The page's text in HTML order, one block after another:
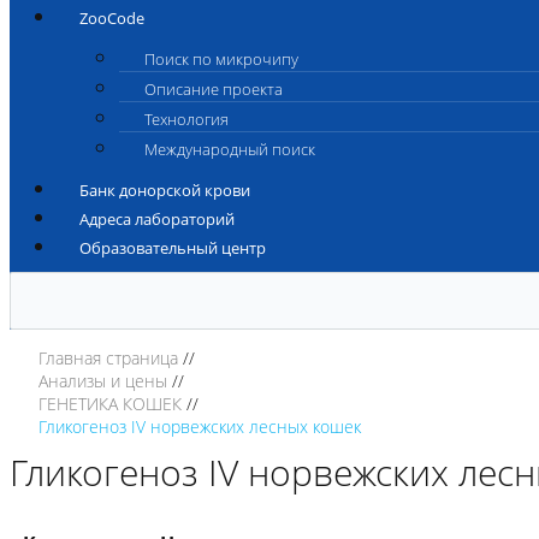
ZooCode
Поиск по микрочипу
Описание проекта
Технология
Международный поиск
Банк донорской крови
Адреса лабораторий
Образовательный центр
Главная страница
Анализы и цены
ГЕНЕТИКА КОШЕК
Гликогеноз IV норвежских лесных кошек
Гликогеноз IV норвежских